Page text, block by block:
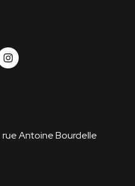
Antoine Bourdelle